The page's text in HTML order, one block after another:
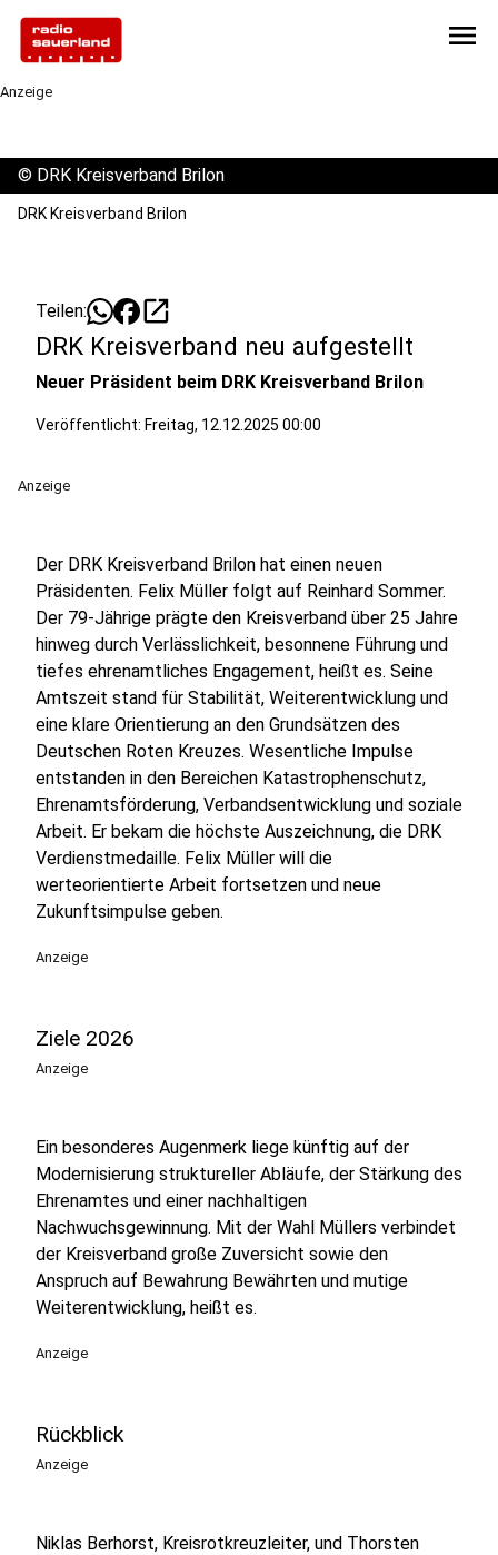
menu
Anzeige
© DRK Kreisverband Brilon
DRK Kreisverband Brilon
Teilen: open_in_new
DRK Kreisverband neu aufgestellt
Neuer Präsident beim DRK Kreisverband Brilon
Veröffentlicht: Freitag, 12.12.2025 00:00
Anzeige
Der DRK Kreisverband Brilon hat einen neuen
Präsidenten. Felix Müller folgt auf Reinhard Sommer.
Der 79-Jährige prägte den Kreisverband über 25 Jahre
hinweg durch Verlässlichkeit, besonnene Führung und
tiefes ehrenamtliches Engagement, heißt es. Seine
Amtszeit stand für Stabilität, Weiterentwicklung und
eine klare Orientierung an den Grundsätzen des
Deutschen Roten Kreuzes. Wesentliche Impulse
entstanden in den Bereichen Katastrophenschutz,
Ehrenamtsförderung, Verbandsentwicklung und soziale
Arbeit. Er bekam die höchste Auszeichnung, die DRK
Verdienstmedaille. Felix Müller will die
werteorientierte Arbeit fortsetzen und neue
Zukunftsimpulse geben.
Anzeige
Ziele 2026
Anzeige
Ein besonderes Augenmerk liege künftig auf der
Modernisierung struktureller Abläufe, der Stärkung des
Ehrenamtes und einer nachhaltigen
Nachwuchsgewinnung. Mit der Wahl Müllers verbindet
der Kreisverband große Zuversicht sowie den
Anspruch auf Bewahrung Bewährten und mutige
Weiterentwicklung, heißt es.
Anzeige
Rückblick
Anzeige
Niklas Berhorst, Kreisrotkreuzleiter, und Thorsten